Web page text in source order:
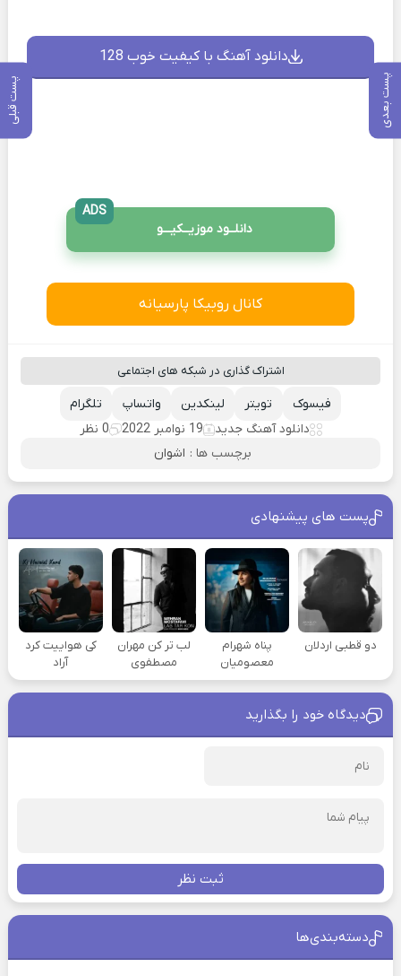
پست بعدی پست قبلی
دانلود آهنگ با کیفیت خوب 128
دانلــود موزیــکیـــو
ADS
کانال روبیکا پارسیانه
اشتراک گذاری در شبکه های اجتماعی
تلگرام واتساپ لینکدین تویتر
فیسوک
دانلود آهنگ جدید
19 نوامبر 2022
0 نظر
برچسب ها : اشوان
پست های پیشنهادی
دو قطبی اردلان
پناه شهرام
معصومیان
لب تر کن مهران
مصطفوی
کی هواییت کرد
آراد
دیدگاه خود را بگذارید
ثبت نظر
دسته‌بندی‌ها